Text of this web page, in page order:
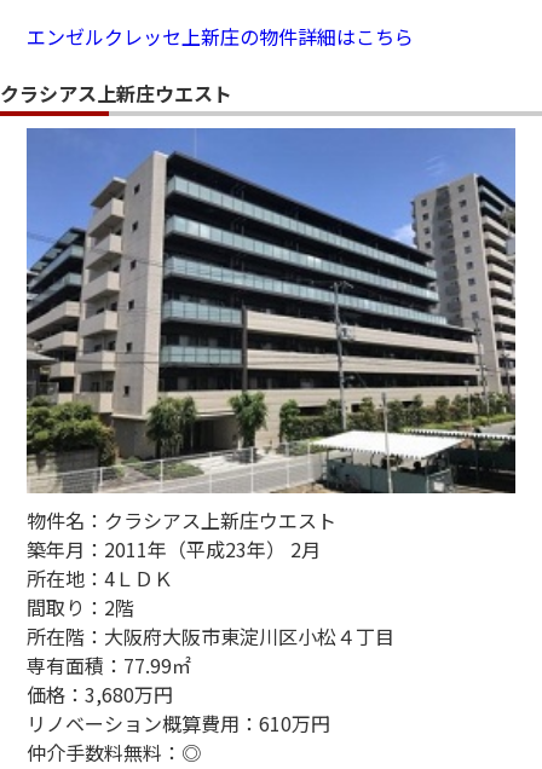
エンゼルクレッセ上新庄の物件詳細はこちら
クラシアス上新庄ウエスト
物件名：クラシアス上新庄ウエスト
築年月：2011年（平成23年） 2月
所在地：4ＬＤＫ
間取り：2階
所在階：大阪府大阪市東淀川区小松４丁目
専有面積：77.99㎡
価格：3,680万円
リノベーション概算費用：610万円
仲介手数料無料：◎